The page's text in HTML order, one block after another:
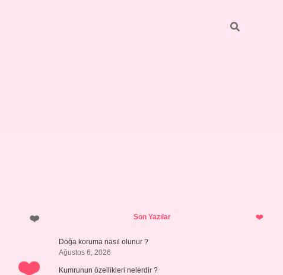
SidebarSon Yazılar
Doğa koruma nasıl olunur ?
Ağustos 6, 2026
Kumrunun özellikleri nelerdir ?